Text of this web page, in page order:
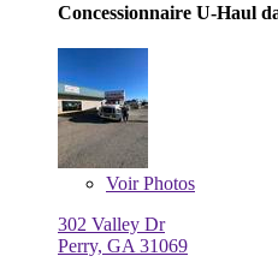
Concessionnaire U-Haul
VoirPhotos
302 Valley Dr
Perry, GA 31069